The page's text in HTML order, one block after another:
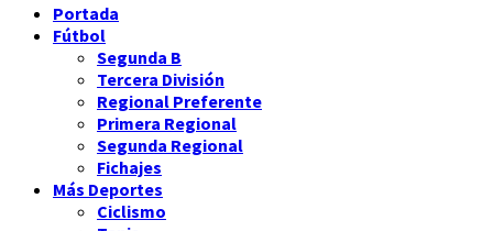
Portada
Fútbol
Segunda B
Tercera División
Regional Preferente
Primera Regional
Segunda Regional
Fichajes
Más Deportes
Ciclismo